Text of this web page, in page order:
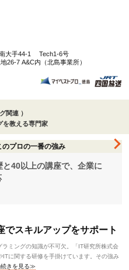
大手44-1 Tech1-6号
26-7 A&C内（北島事業所）
関連 ）
を教える専門家
のプロの一番の強み
40以上の講座で、企業に
でスキルアップをサポート
ミングの知識が不可欠。「IT研究所株式会
に関する研修を手掛けています。その強み
続きを見る≫